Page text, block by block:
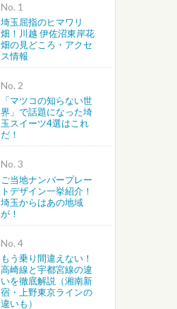
越谷・春日部・吉川・北葛飾
さいたま・川越・川口
上尾・桶川・北本・鴻巣・北
蓮田・白岡・久喜・幸手・
No.
埼玉屈指のヒマワリ
畑！川越 伊佐沼東岸花
畑の見どころ・アクセ
ス情報
No.
「マツコの知らない世
界」で話題になった埼
玉スイーツ4選はこれ
だ！
No.
ご当地ナンバープレー
トデザイン一挙紹介！
埼玉からはあの地域
が！
No.
もう乗り間違えない！
高崎線と宇都宮線の違
いを徹底解説（湘南新
宿・上野東京ラインの
違いも）